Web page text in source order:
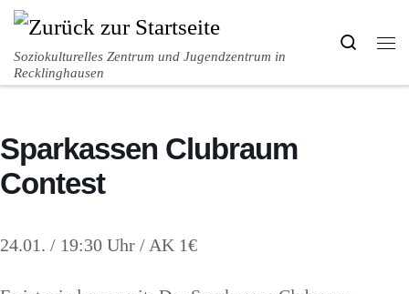
Zum Inhalt springen
Soziokulturelles Zentrum und Jugendzentrum in
Recklinghausen
Search
Sparkassen Clubraum
Contest
24.01. / 19:30 Uhr / AK 1€